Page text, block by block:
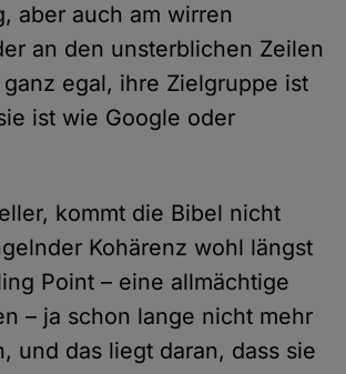
aber auch am wirren
an den unsterblichen Zeilen
egal, ihre Zielgruppe ist
ist wie Google oder
kommt die Bibel nicht
Kohärenz wohl längst
Point – eine allmächtige
– ja schon lange nicht mehr
und das liegt daran, dass sie